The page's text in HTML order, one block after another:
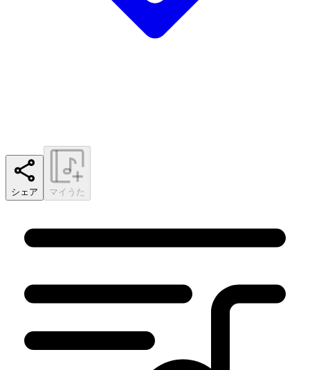
シェア マイうた